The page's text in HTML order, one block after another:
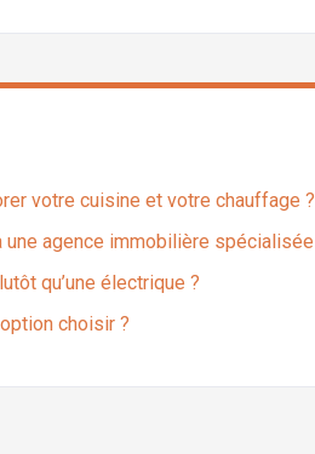
votre cuisine et votre chauffage ?
agence immobilière spécialisée
qu’une électrique ?
choisir ?